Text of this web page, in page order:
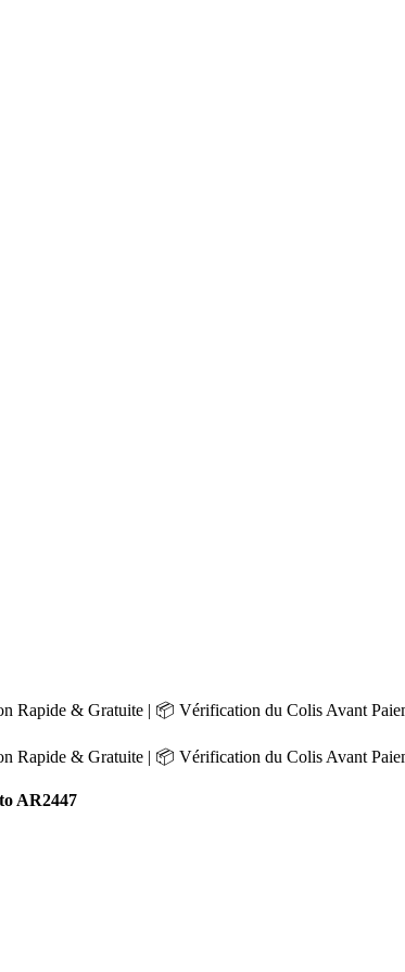
Rapide & Gratuite | 📦 Vérification du Colis Avant
Rapide & Gratuite | 📦 Vérification du Colis Avant
AR2447